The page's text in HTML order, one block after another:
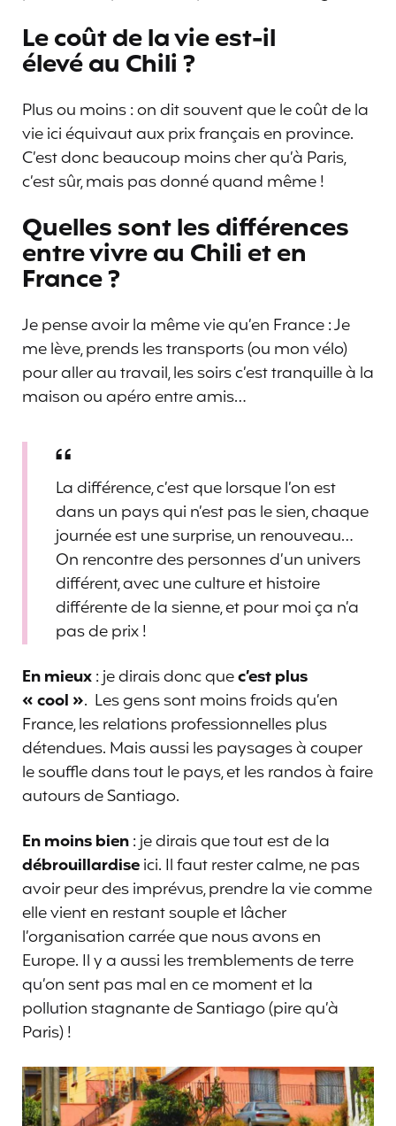
Le coût de la vie est-il
élevé au Chili ?
Plus ou moins : on dit souvent que le coût de la
vie ici équivaut aux prix français en province.
C’est donc beaucoup moins cher qu’à Paris,
c’est sûr, mais pas donné quand même !
Quelles sont les différences
entre vivre au Chili et en
France ?
Je pense avoir la même vie qu’en France : Je
me lève, prends les transports (ou mon vélo)
pour aller au travail, les soirs c’est tranquille à la
maison ou apéro entre amis…
La différence, c’est que lorsque l’on est
dans un pays qui n’est pas le sien, chaque
journée est une surprise, un renouveau…
On rencontre des personnes d’un univers
différent, avec une culture et histoire
différente de la sienne, et pour moi ça n’a
pas de prix !
En mieux: je dirais donc quec’est plus
« cool ». Les gens sont moins froids qu’en
France, les relations professionnelles plus
détendues. Mais aussi les paysages à couper
le souffle dans tout le pays, et les randos à faire
autours de Santiago.
En moins bien: je dirais que tout est de la
débrouillardiseici. Il faut rester calme, ne pas
avoir peur des imprévus, prendre la vie comme
elle vient en restant souple et lâcher
l’organisation carrée que nous avons en
Europe. Il y a aussi les tremblements de terre
qu’on sent pas mal en ce moment et la
pollution stagnante de Santiago (pire qu’à
Paris) !